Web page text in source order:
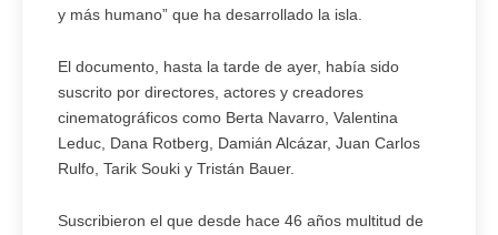
y más humano” que ha desarrollado la isla.
El documento, hasta la tarde de ayer, había sido
suscrito por directores, actores y creadores
cinematográficos como Berta Navarro, Valentina
Leduc, Dana Rotberg, Damián Alcázar, Juan Carlos
Rulfo, Tarik Souki y Tristán Bauer.
Suscribieron el que desde hace 46 años multitud de